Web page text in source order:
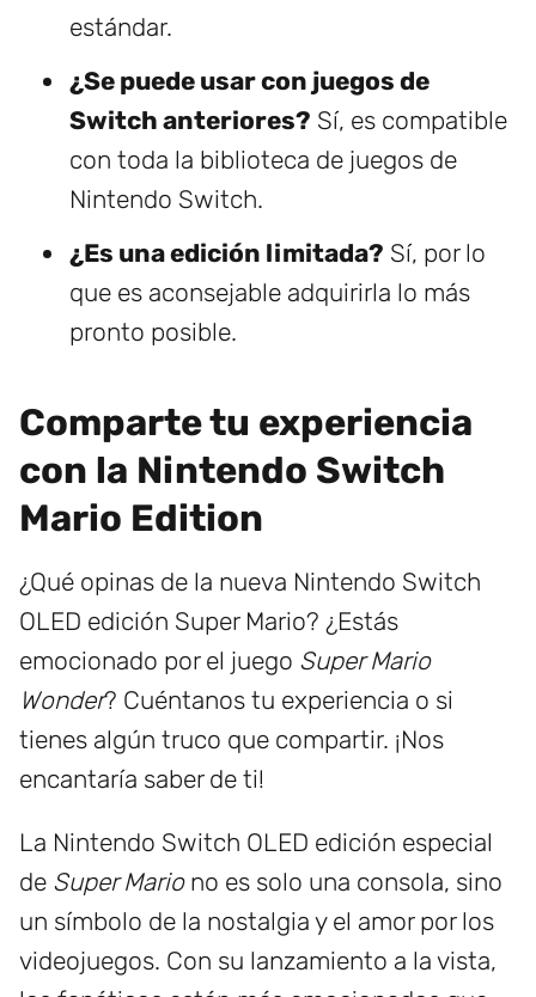
estándar.
¿Se puede usar con juegos de
Switch anteriores? Sí, es compatible
con toda la biblioteca de juegos de
Nintendo Switch.
¿Es una edición limitada? Sí, por lo
que es aconsejable adquirirla lo más
pronto posible.
Comparte tu experiencia
con la Nintendo Switch
Mario Edition
¿Qué opinas de la nueva Nintendo Switch
OLED edición Super Mario? ¿Estás
emocionado por el juego Super Mario
Wonder? Cuéntanos tu experiencia o si
tienes algún truco que compartir. ¡Nos
encantaría saber de ti!
La Nintendo Switch OLED edición especial
de Super Mariono es solo una consola, sino
un símbolo de la nostalgia y el amor por los
videojuegos. Con su lanzamiento a la vista,